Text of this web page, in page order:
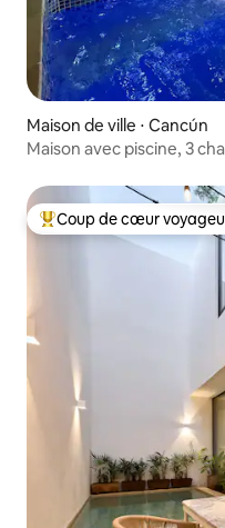
Maison de ville ⋅ Cancún
Maison avec piscine, 3
Coups de cœur
Coup de cœur